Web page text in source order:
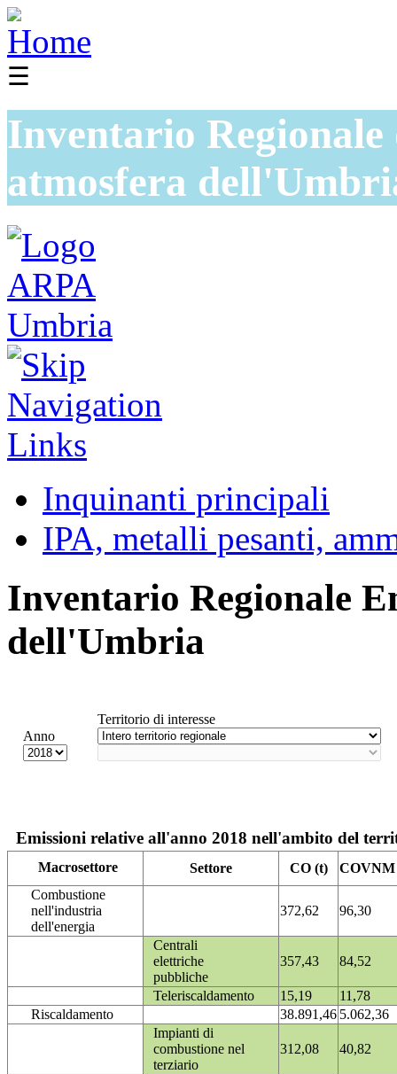
☰
Inventario
atmosfera
Inquinanti principali
IPA, metalli pesanti,
Inventario Regionale
dell'Umbria
Anno
Territorio di interesse
Emissioni relative all'anno 2018 nell'ambito del
Macrosettore Settore CO (t)
COVNM
Combustione
nell'industria
dell'energia
372,62 96,30
Centrali
elettriche
pubbliche
357,43 84,52
Teleriscaldamento 15,19
11,78
Riscaldamento
38.891,46 5.062,36
Impianti di
combustione nel
terziario
312,08 40,82